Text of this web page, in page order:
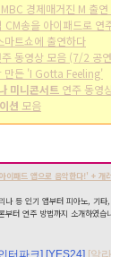
경제매거진 M 출연 분
송을 아이패드로 연주
트쇼에 출연하다
동영상 모음 (7/2 공연)
만든 'I Gotta Feeling'
미니콘서트 연주 동영상
션 모음
이패드 앱으로 음악한다!' + 개러
나 등 인기 앱부터 피아노, 기타,
부터 연주 방법까지 소개하였습
터파크] [YES24] [알라